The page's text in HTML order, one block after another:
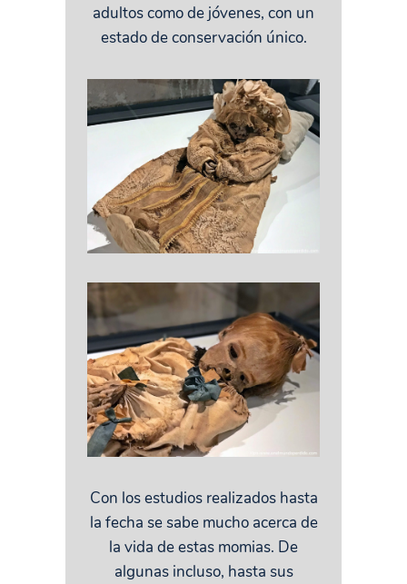
adultos como de jóvenes, con un
estado de conservación único.
Con los estudios realizados hasta
la fecha se sabe mucho acerca de
la vida de estas momias. De
algunas incluso, hasta sus